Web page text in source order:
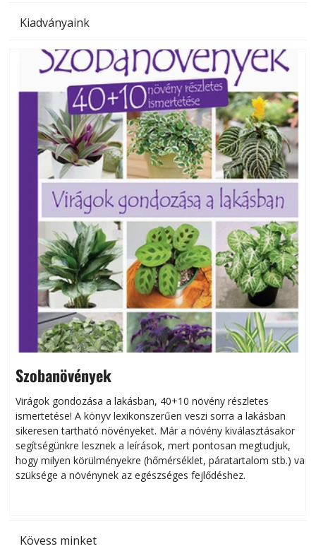
Kiadványaink
Szobanövények
Virágok gondozása a lakásban, 40+10 növény részletes
ismertetése! A könyv lexikonszerűen veszi sorra a lakásban
sikeresen tart­ha­tó növényeket. Már a növény kiválasztásakor
segítségünkre lesznek a leírások, mert pontosan megtudjuk,
hogy milyen körülményekre (hőmérséklet, páratartalom stb.) van
szüksége a növénynek az egészséges fejlődéshez.
Kövess minket